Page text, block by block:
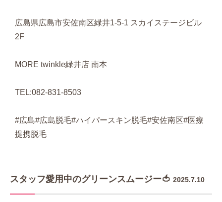
広島県広島市安佐南区緑井1-5-1 スカイステージビル
2F
MORE twinkle緑井店 南本
TEL:082-831-8503
#広島#広島脱毛#ハイパースキン脱毛#安佐南区#医療
提携脱毛
スタッフ愛用中のグリーンスムージー🍅 2025.7.10